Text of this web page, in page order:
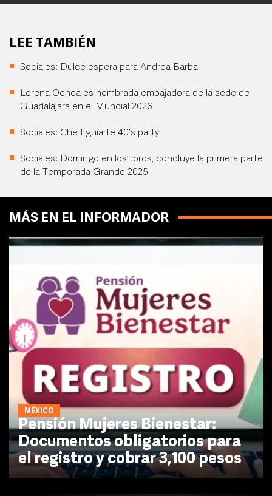
LEE TAMBIÉN
Sociales: Dulce espera para Andrea Barba
Lorena Ochoa es nombrada embajadora de la sede de
Guadalajara en el Mundial 2026
Sociales: Che Eguiarte 40’s party
Sociales: Domingo en los toros, concluye la primera parte
de la Temporada Grande 2025
MÁS EN EL INFORMADOR
MÉXICO
Pensión Mujeres Bienestar:
Documentos obligatorios para
el registro y cobrar 3,100 pesos